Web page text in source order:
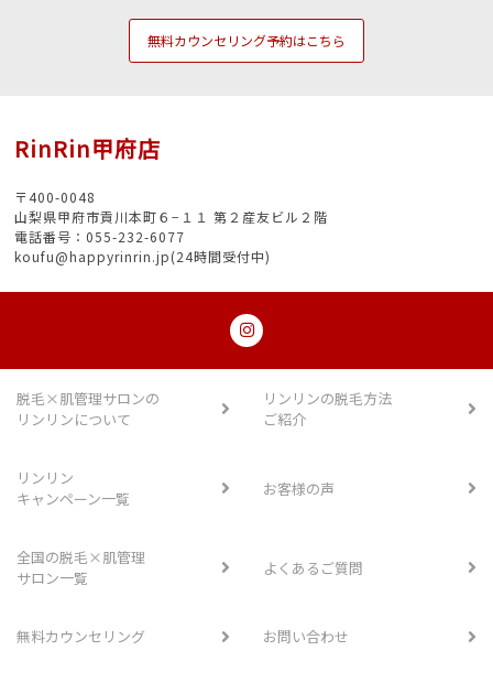
無料カウンセリング予約はこちら
RinRin甲府店
〒400-0048
山梨県甲府市貢川本町６−１１ 第２産友ビル２階
電話番号：055-232-6077
koufu@happyrinrin.jp(24時間受付中)
脱毛×肌管理サロンの
リンリンについて
リンリンの脱毛方法
ご紹介
リンリン
キャンペーン一覧
お客様の声
全国の脱毛×肌管理
サロン一覧
よくあるご質問
無料カウンセリング お問い合わせ